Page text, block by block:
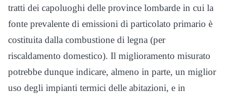
tratti dei capoluoghi delle province lombarde in cui la
fonte prevalente di emissioni di particolato primario è
costituita dalla combustione di legna (per
riscaldamento domestico). Il miglioramento misurato
potrebbe dunque indicare, almeno in parte, un miglior
uso degli impianti termici delle abitazioni, e in